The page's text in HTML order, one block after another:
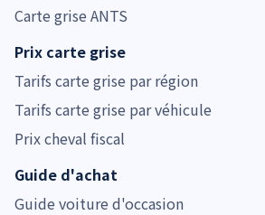
Carte grise ANTS
Prix carte grise
Tarifs carte grise par région
Tarifs carte grise par véhicule
Prix cheval fiscal
Guide d'achat
Guide voiture d'occasion